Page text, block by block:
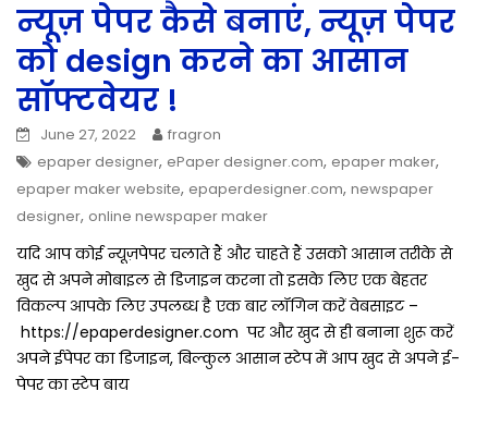
न्यूज़ पेपर कैसे बनाएं, न्यूज़ पेपर
को design करने का आसान
सॉफ्टवेयर !
June 27, 2022
fragron
epaper designer, ePaper designer.com, epaper maker,
epaper maker website, epaperdesigner.com, newspaper
designer, online newspaper maker
यदि आप कोई न्यूज़पेपर चलाते हैं और चाहते हैं उसको आसान तरीके से
खुद से अपने मोबाइल से डिजाइन करना तो इसके लिए एक बेहतर
विकल्प आपके लिए उपलब्ध है एक बार लॉगिन करें वेबसाइट –
https://epaperdesigner.com पर और खुद से ही बनाना शुरू करें
अपने ईपेपर का डिजाइन, बिल्कुल आसान स्टेप में आप खुद से अपने ई-
पेपर का स्टेप बाय